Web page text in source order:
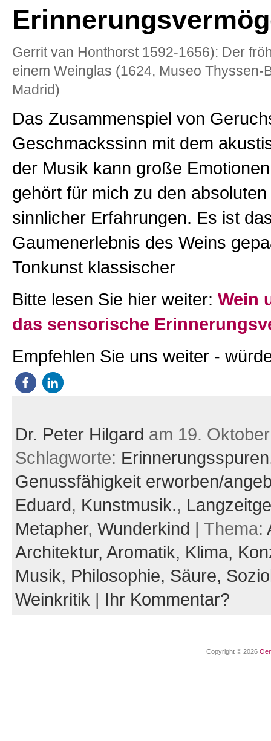
Gerrit van Honthorst 1592-1656): Der
einem Weinglas (1624, Museo Thyssen-
Madrid)
Das Zusammenspiel von
Geschmackssinn mit dem
der Musik kann große
gehört für mich zu den
sinnlicher Erfahrungen. Es ist
Gaumenerlebnis des Weins
Tonkunst klassischer
Bitte lesen Sie hier weiter: Wein
das sensorische
Empfehlen Sie uns weiter -
Dr. Peter Hilgard am 19.
Schlagworte: Erinnerungsspuren
Genussfähigkeit erworben/
Eduard, Kunstmusik.,
Metapher, Wunderkind | Thema:
Architektur, Aromatik, Klima,
Musik, Philosophie, Säure,
Weinkritik | Ihr Kommentar?
Copyright © 2026